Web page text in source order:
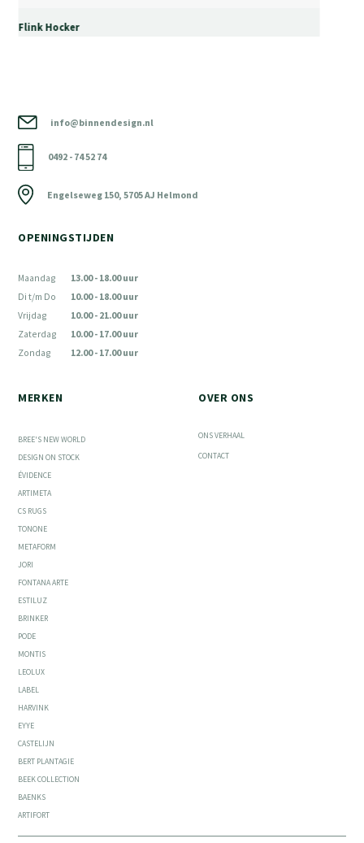
Flink Hocker
info@binnendesign.nl
0492 - 74 52 74
Engelseweg 150, 5705 AJ Helmond
OPENINGSTIJDEN
Maandag
Di t/m Do
Vrijdag
Zaterdag
Zondag
13.00 - 18.00 uur
10.00 - 18.00 uur
10.00 - 21.00 uur
10.00 - 17.00 uur
12.00 - 17.00 uur
MERKEN
BREE'S NEW WORLD
DESIGN ON STOCK
ÉVIDENCE
ARTIMETA
CS RUGS
TONONE
METAFORM
JORI
FONTANA ARTE
ESTILUZ
BRINKER
PODE
MONTIS
LEOLUX
LABEL
HARVINK
EYYE
CASTELIJN
BERT PLANTAGIE
BEEK COLLECTION
BAENKS
ARTIFORT
OVER ONS
ONS VERHAAL
CONTACT